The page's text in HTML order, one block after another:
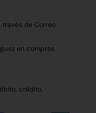
través de Correo
en compras
crédito,